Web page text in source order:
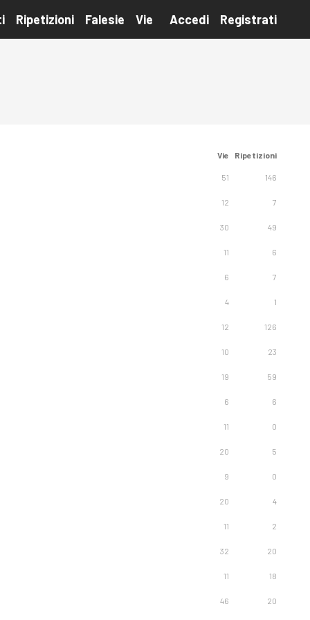
Ripetizioni Falesie Vie Accedi Registrati
Vie Ripetizioni
51 146
12 7
30 49
11 6
6 7
4 1
12 126
10 23
19 59
6 6
11 0
20 5
9 0
20 4
11 2
32 20
11 18
46 20